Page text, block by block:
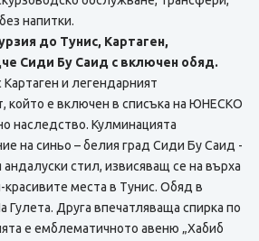
напитки.
до Тунис, Картаген,
Сиди Бу Саид с включен обяд.
Картаген и легендарният
който е включен в списъка на ЮНЕСКО
наследство. Кулминацията
на синьо – белия град Сиди Бу Саид -
стил, извисяващ се на върха
красивите места в Тунис. Обяд в
Гулета. Друга впечатляваща спирка по
е емблематичното авеню „Хабиб